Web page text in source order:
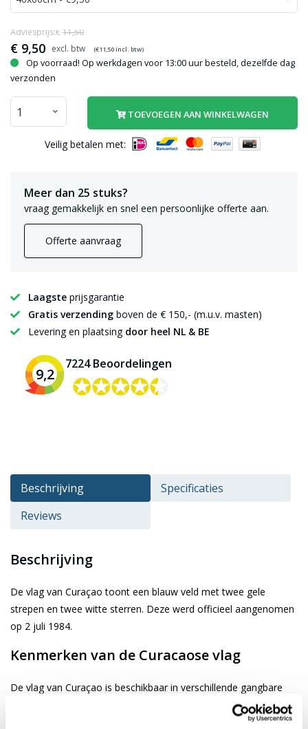
€ 9,50 (€11,50incl. btw)
Adviesprijs:€ 11,50
Op voorraad! Op werkdagen voor 13:00 uur besteld, dezelfde dag
verzonden
TOEVOEGEN AAN WINKELWAGEN
Veilig betalen met:
Meer dan 25 stuks?
vraag gemakkelijk en snel een persoonlijke offerte aan.
Offerte aanvraag
Laagste prijsgarantie
Gratis verzending boven de € 150,- (m.u.v. masten)
Levering en plaatsing door heel NL & BE
9,2
7224 Beoordelingen
✪✪✪✪✪
✪✪✪✪✪
Beschrijving
Specificaties
Reviews
Beschrijving
De vlag van Curaçao toont een blauw veld met twee gele
strepen en twee witte sterren. Deze werd officieel aangenomen
op 2 juli 1984.
Kenmerken van de Curacaose vlag
De vlag van Curaçao is beschikbaar in verschillende gangbare
afmetingen. Je kiest de gewenste afbeelding via de keuze optie.
De vlag is gemaakt van 3-draads geweven glanspolyester